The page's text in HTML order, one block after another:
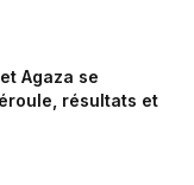
Agaza se
résultats et